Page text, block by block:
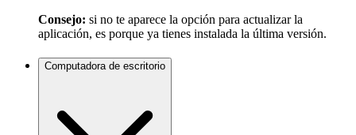
Consejo: si no te aparece la opción para actualizar la
aplicación, es porque ya tienes instalada la última versión.
Computadora de escritorio